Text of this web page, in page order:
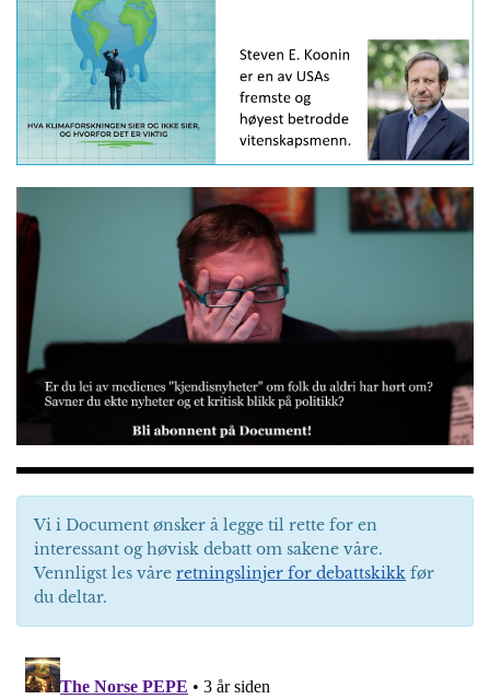
Vi i Document ønsker å legge til rette for en
interessant og høvisk debatt om sakene våre.
Vennligst les våre retningslinjer for debattskikk før
du deltar.